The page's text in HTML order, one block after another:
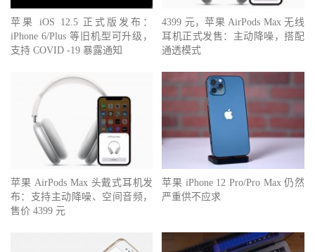
苹果 iOS 12.5 正式版发布：
iPhone 6/Plus 等旧机型可升级，
支持 COVID -19 暴露通知
4399 元，苹果 AirPods Max 无线
耳机正式发售：主动降噪，搭配
通透模式
苹果 AirPods Max 头戴式耳机发
布：支持主动降噪、空间音频，
售价 4399 元
苹果 iPhone 12 Pro/Pro Max 仍然
严重供不应求